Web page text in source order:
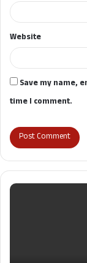
Website
Save my name,
time I comment.